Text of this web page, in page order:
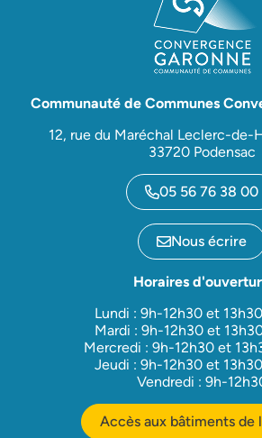
Communauté de Communes
12, rue du Maréchal Leclerc-de-
33720 Podensac
05 56 76 38 00
Nous écrire
Horaires
Lundi : 9h-12h30 et
Mardi : 9h-12h30 et
Mercredi : 9h-12h30 et
Jeudi : 9h-12h30 et
Vendredi : 9h-
Accès aux bâtiments de